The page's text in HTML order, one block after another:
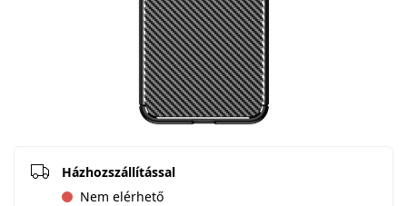
Házhozszállítással
Nem elérhető